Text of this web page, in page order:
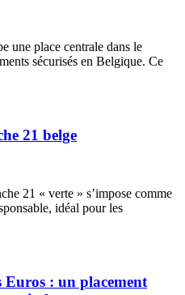
une place centrale dans le
sécurisés en Belgique. Ce
21 belge
21 « verte » s’impose comme
idéal pour les
Euros : un placement